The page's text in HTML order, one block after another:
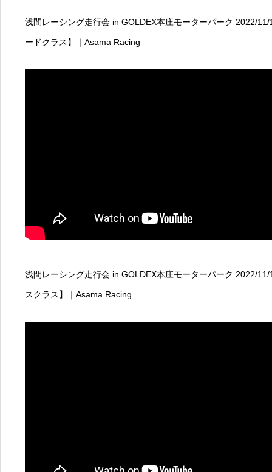
浅間レーシング走行会 in GOLDEX本庄モーターパーク 2022/
ードクラス】｜Asama Racing
浅間レーシング走行会 in GOLDEX本庄モーターパーク 2022/
スクラス】｜Asama Racing